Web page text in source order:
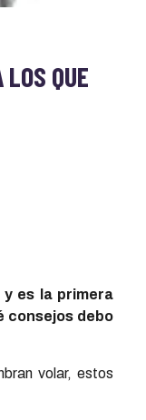
QUE
y es la primera
consejos debo
volar, estos